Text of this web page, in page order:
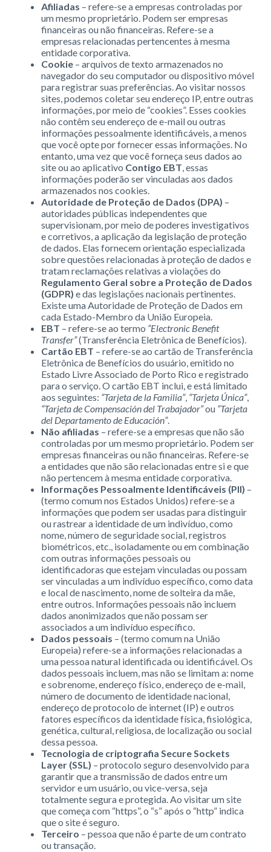
Afiliadas – refere-se a empresas controladas por
um mesmo proprietário. Podem ser empresas
financeiras ou não financeiras. Refere-se a
empresas relacionadas pertencentes à mesma
entidade corporativa.
Cookie – arquivos de texto armazenados no
navegador do seu computador ou dispositivo móvel
para registrar suas preferências. Ao visitar nossos
sites, podemos coletar seu endereço IP, entre outras
informações, por meio de “cookies”. Esses cookies
não contêm seu endereço de e-mail ou outras
informações pessoalmente identificáveis, a menos
que você opte por fornecer essas informações. No
entanto, uma vez que você forneça seus dados ao
site ou ao aplicativo Contigo EBT, essas
informações poderão ser vinculadas aos dados
armazenados nos cookies.
Autoridade de Proteção de Dados (DPA) –
autoridades públicas independentes que
supervisionam, por meio de poderes investigativos
e corretivos, a aplicação da legislação de proteção
de dados. Elas fornecem orientação especializada
sobre questões relacionadas à proteção de dados e
tratam reclamações relativas a violações do
Regulamento Geral sobre a Proteção de Dados
(GDPR) e das legislações nacionais pertinentes.
Existe uma Autoridade de Proteção de Dados em
cada Estado-Membro da União Europeia.
EBT – refere-se ao termo “Electronic Benefit
Transfer”(Transferência Eletrônica de Benefícios).
Cartão EBT – refere-se ao cartão de Transferência
Eletrônica de Benefícios do usuário, emitido no
Estado Livre Associado de Porto Rico e registrado
para o serviço. O cartão EBT inclui, e está limitado
aos seguintes: “Tarjeta de la Familia”, “Tarjeta Única”,
“Tarjeta de Compensación del Trabajador”ou “Tarjeta
del Departamento de Educación”.
Não afiliadas – refere-se a empresas que não são
controladas por um mesmo proprietário. Podem ser
empresas financeiras ou não financeiras. Refere-se
a entidades que não são relacionadas entre si e que
não pertencem à mesma entidade corporativa.
Informações Pessoalmente Identificáveis (PII) –
(termo comum nos Estados Unidos) refere-se a
informações que podem ser usadas para distinguir
ou rastrear a identidade de um indivíduo, como
nome, número de seguridade social, registros
biométricos, etc., isoladamente ou em combinação
com outras informações pessoais ou
identificadoras que estejam vinculadas ou possam
ser vinculadas a um indivíduo específico, como data
e local de nascimento, nome de solteira da mãe,
entre outros. Informações pessoais não incluem
dados anonimizados que não possam ser
associados a um indivíduo específico.
Dados pessoais – (termo comum na União
Europeia) refere-se a informações relacionadas a
uma pessoa natural identificada ou identificável. Os
dados pessoais incluem, mas não se limitam a: nome
e sobrenome, endereço físico, endereço de e-mail,
número de documento de identidade nacional,
endereço de protocolo de internet (IP) e outros
fatores específicos da identidade física, fisiológica,
genética, cultural, religiosa, de localização ou social
dessa pessoa.
Tecnologia de criptografia Secure Sockets
Layer (SSL) – protocolo seguro desenvolvido para
garantir que a transmissão de dados entre um
servidor e um usuário, ou vice-versa, seja
totalmente segura e protegida. Ao visitar um site
que começa com “https”, o “s” após o “http” indica
que o site é seguro.
Terceiro – pessoa que não é parte de um contrato
ou transação.